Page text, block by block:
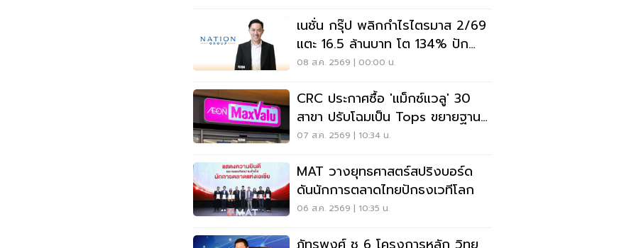
เนชั่น กรุ๊ป พลิกกำไรไตรมาส 2/69
แตะ 16.5 ล้านบาท โต 134% ปัก
หมุดสู่ ‘มีเดียเทค’
08 ส.ค. 2569 | 00:00 น.
CRC ประกาศซื้อ 'แม็กซ์แวลู' 30
สาขา ปรับโฉมเป็น Tops ขยายฐาน
ลูกค้าเพิ่ม 9 แสนราย
07 ส.ค. 2569 | 10:34 น.
MAT วางยุทธศาสตร์สปริงบอร์ด
ดันนักการตลาดไทยปักธงเวทีโลก
06 ส.ค. 2569 | 10:35 น.